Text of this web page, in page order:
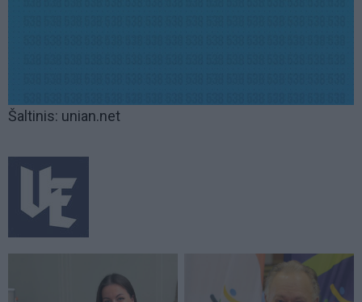
Šaltinis: unian.net